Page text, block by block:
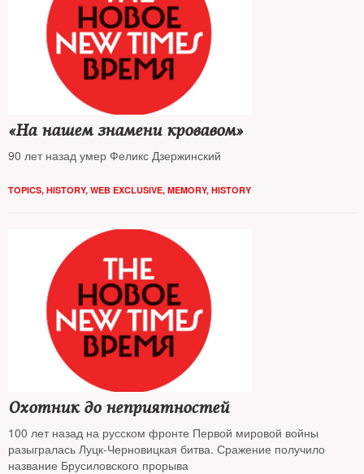
«На нашем знамени кровавом»
90 лет назад умер Феликс Дзержинский
TOPICS, HISTORY, WEB EXCLUSIVE, MEMORY, HISTORY
Охотник до неприятностей
100 лет назад на русском фронте Первой мировой войны
разыгралась Луцк-Черновицкая битва. Сражение получило
название Брусиловского прорыва